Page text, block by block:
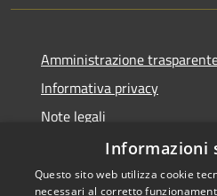
Amministrazione
Informativa privacy
Note legali
Dichiarazione di accessibilità
Informazioni
Questo sito web utilizza cookie
necessari al corretto